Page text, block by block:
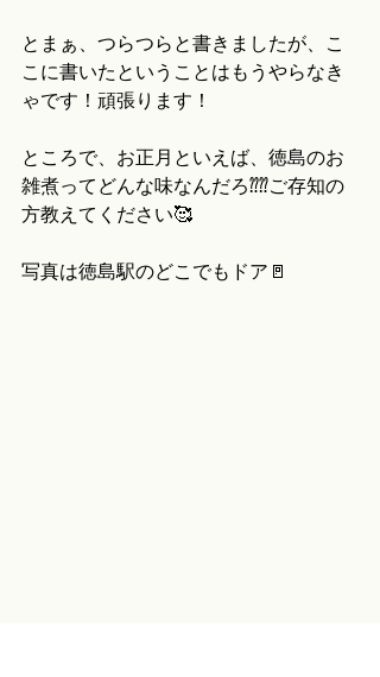
とまぁ、つらつらと書きましたが、こ
こに書いたということはもうやらなき
ゃです！頑張ります！
ところで、お正月といえば、徳島のお
雑煮ってどんな味なんだろ⁇⁇ご存知の
方教えてください🥰
写真は徳島駅のどこでもドア🚪